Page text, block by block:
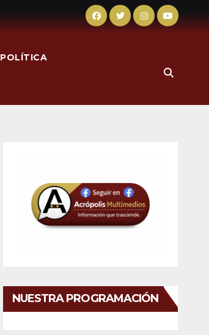
POLÍTICA
NUESTRA PROGRAMACIÓN